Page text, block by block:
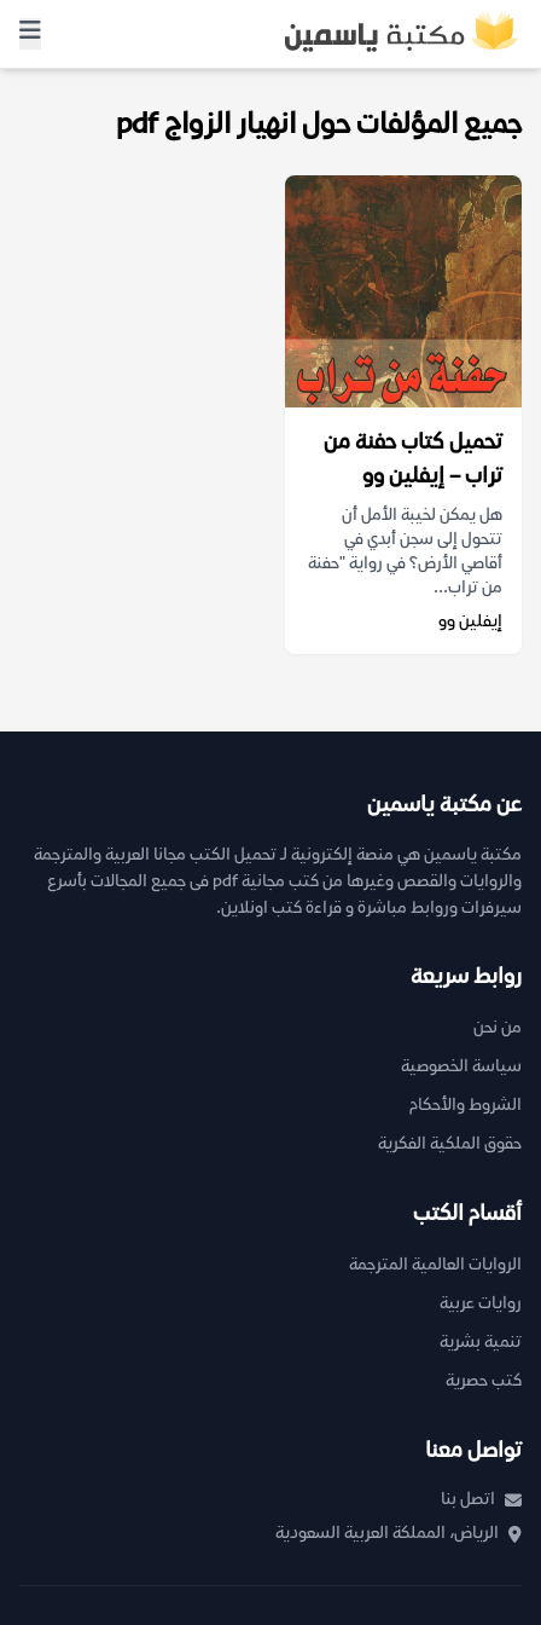
جميع المؤلفات حول انهيار الزواج pdf
تحميل كتاب حفنة من
تراب – إيفلين وو
هل يمكن لخيبة الأمل أن
تتحول إلى سجن أبدي في
أقاصي الأرض؟ في رواية "حفنة
من تراب...
إيفلين وو
عن مكتبة ياسمين
مكتبة ياسمين هي منصة إلكترونية لـ تحميل الكتب مجانا العربية والمترجمة
والروايات والقصص وغيرها من كتب مجانية pdf فى جميع المجالات بأسرع
سيرفرات وروابط مباشرة و قراءة كتب اونلاين.
روابط سريعة
من نحن
سياسة الخصوصية
الشروط والأحكام
حقوق الملكية الفكرية
أقسام الكتب
الروايات العالمية المترجمة
روايات عربية
تنمية بشرية
كتب حصرية
تواصل معنا
اتصل بنا
الرياض، المملكة العربية السعودية